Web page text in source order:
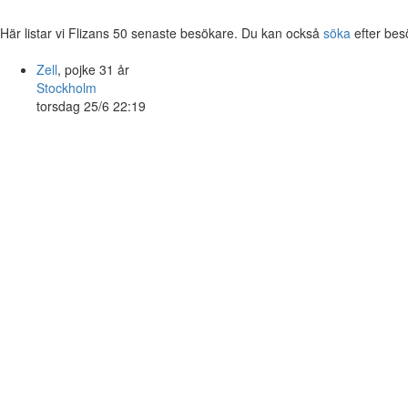
Här listar vi Flizans 50 senaste besökare. Du kan också söka efter
Zell, pojke 31 år
Stockholm
torsdag 25/6 22:19